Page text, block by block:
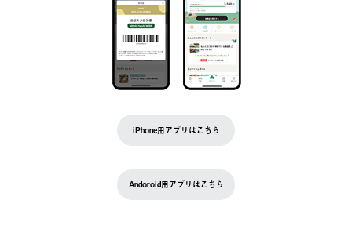
iPhone用アプリはこちら
Andoroid用アプリはこちら